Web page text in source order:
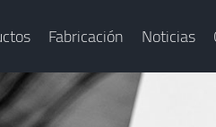
Fabricación Noticias